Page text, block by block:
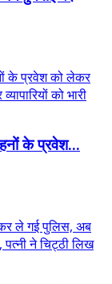
के प्रवेश...